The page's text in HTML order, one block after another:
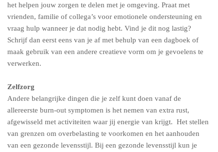
het helpen jouw zorgen te delen met je omgeving. Praat met
vrienden, familie of collega’s voor emotionele ondersteuning en
vraag hulp wanneer je dat nodig hebt. Vind je dit nog lastig?
Schrijf dan eerst eens van je af met behulp van een dagboek of
maak gebruik van een andere creatieve vorm om je gevoelens te
verwerken.
Zelfzorg
Andere belangrijke dingen die je zelf kunt doen vanaf de
allereerste burn-out symptomen is het nemen van extra rust,
afgewisseld met activiteiten waar jij energie van krijgt. Het stellen
van grenzen om overbelasting te voorkomen en het aanhouden
van een gezonde levensstijl. Bij een gezonde levensstijl kun je